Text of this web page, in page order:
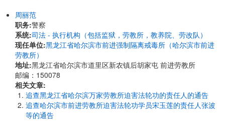
周丽范
职务:警察
系统:司法 - 执行机构（包括监狱，劳教所，教养院、劳改队）
现任单位:黑龙江省哈尔滨市前进强制隔离戒毒所（哈尔滨市前进
劳教所）
地址:黑龙江省哈尔滨市道里区新农镇后胡家屯 前进劳教所
邮编：150078
相关文章:
追查黑龙江省哈尔滨万家劳教所迫害法轮功的责任人的通告
追查哈尔滨市前进劳教所迫害法轮功学员宋玉莲的责任人张波
等的通告